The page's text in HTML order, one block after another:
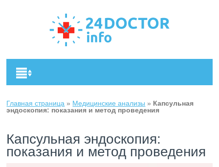
Главная страница » Медицинские анализы » Капсульная
эндоскопия: показания и метод проведения
Капсульная эндоскопия:
показания и метод проведения